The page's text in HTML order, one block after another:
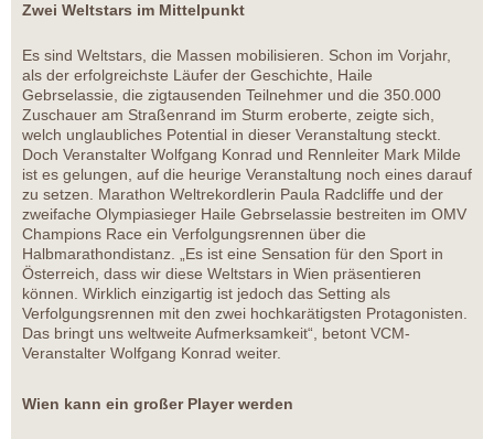
Zwei Weltstars im Mittelpunkt
Es sind Weltstars, die Massen mobilisieren. Schon im Vorjahr,
als der erfolgreichste Läufer der Geschichte, Haile
Gebrselassie, die zigtausenden Teilnehmer und die 350.000
Zuschauer am Straßenrand im Sturm eroberte, zeigte sich,
welch unglaubliches Potential in dieser Veranstaltung steckt.
Doch Veranstalter Wolfgang Konrad und Rennleiter Mark Milde
ist es gelungen, auf die heurige Veranstaltung noch eines darauf
zu setzen. Marathon Weltrekordlerin Paula Radcliffe und der
zweifache Olympiasieger Haile Gebrselassie bestreiten im OMV
Champions Race ein Verfolgungsrennen über die
Halbmarathondistanz. „Es ist eine Sensation für den Sport in
Österreich, dass wir diese Weltstars in Wien präsentieren
können. Wirklich einzigartig ist jedoch das Setting als
Verfolgungsrennen mit den zwei hochkarätigsten Protagonisten.
Das bringt uns weltweite Aufmerksamkeit“, betont VCM-
Veranstalter Wolfgang Konrad weiter.
Wien kann ein großer Player werden